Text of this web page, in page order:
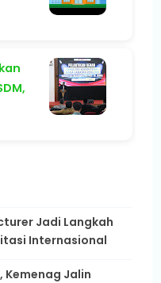
Jadi Langkah
Internasional
Jalin